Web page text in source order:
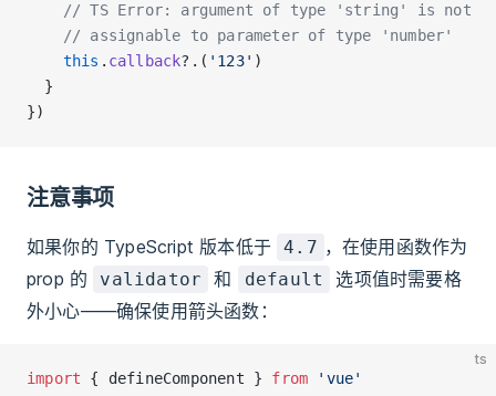
    // TS Error: argument of type 'string' is not
    // assignable to parameter of type 'number'
    this
. callback?.( '123' )
  }
})
注意事项
如果你的 TypeScript 版本低于 4.7 ，在使用函数作为
prop 的
validator 和 default
选项值时需要格
外小心——确保使用箭头函数：
ts
import { defineComponent } from 'vue'